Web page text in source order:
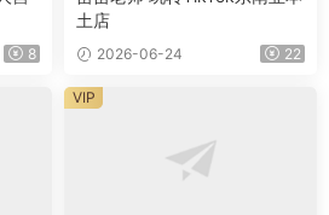
8
土店
2026-06-24 22
VIP